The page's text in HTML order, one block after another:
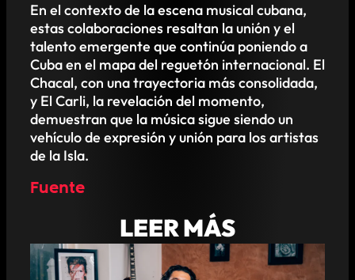
En el contexto de la escena musical cubana,
estas colaboraciones resaltan la unión y el
talento emergente que continúa poniendo a
Cuba en el mapa del reguetón internacional. El
Chacal, con una trayectoria más consolidada,
y El Carli, la revelación del momento,
demuestran que la música sigue siendo un
vehículo de expresión y unión para los artistas
de la Isla.
Fuente
LEER MÁS